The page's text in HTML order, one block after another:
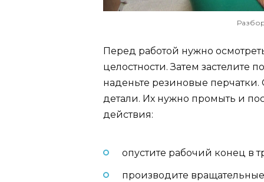
Перед работой нужно
целостности. Затем застелите
наденьте резиновые
детали. Их нужно промыть и
действия:
опустите рабочий конец в
производите